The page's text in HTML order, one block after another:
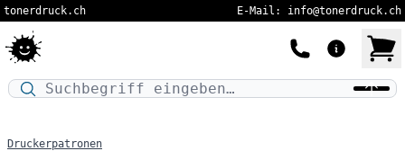
tonerdruck.ch E-Mail: info@tonerdruck.ch
Druckermodell oder Produktnamen eingeben…
Druckerpatronen